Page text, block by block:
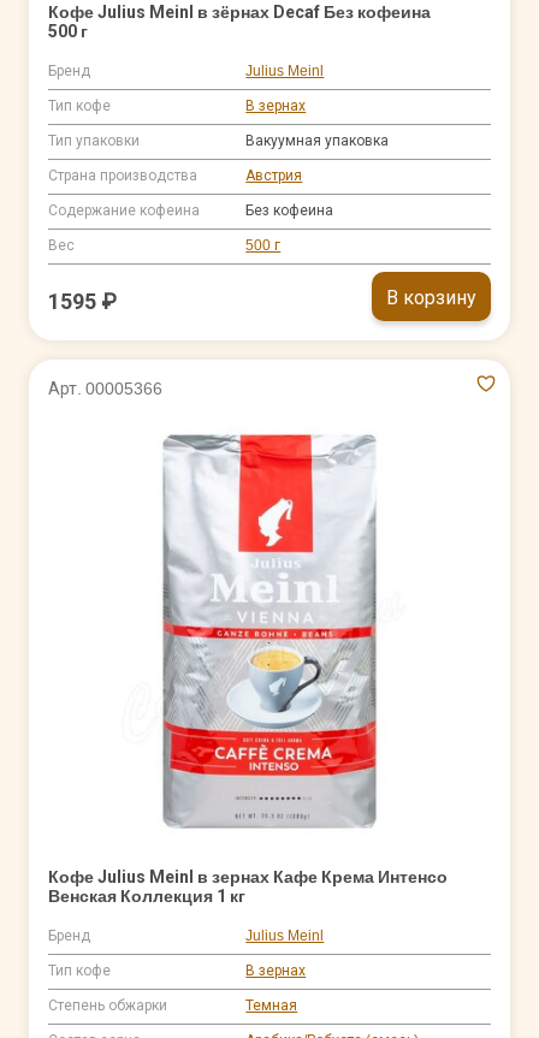
Кофе Julius Meinl в зёрнах Decaf Без кофеина
500 г
Бренд Julius Meinl
Тип кофе В зернах
Тип упаковки Вакуумная упаковка
Страна производства Австрия
Содержание кофеина Без кофеина
Вес 500 г
1595 ₽ В корзину
Арт. 00005366
Кофе Julius Meinl в зернах Кафе Крема Интенсо
Венская Коллекция 1 кг
Бренд Julius Meinl
Тип кофе В зернах
Степень обжарки Темная